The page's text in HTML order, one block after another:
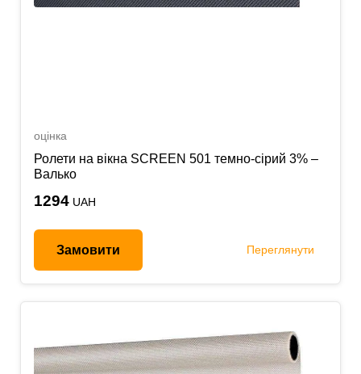
оцінка
Ролети на вікна SCREEN 501 темно-сірий 3% –
Валько
1294 UAH
Замовити Переглянути